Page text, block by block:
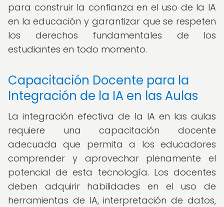
para construir la confianza en el uso de la IA
en la educación y garantizar que se respeten
los derechos fundamentales de los
estudiantes en todo momento.
Capacitación Docente para la
Integración de la IA en las Aulas
La integración efectiva de la IA en las aulas
requiere una capacitación docente
adecuada que permita a los educadores
comprender y aprovechar plenamente el
potencial de esta tecnología. Los docentes
deben adquirir habilidades en el uso de
herramientas de IA, interpretación de datos,